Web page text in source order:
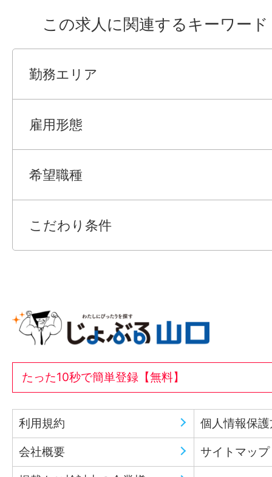
●こちらの求人の面接日の調整や条件の交
フォローいたします！
●お仕事のご紹介や、ご相談に、料金は一
●まずは見学してみたい！気になるお仕事
きたい！など、お気軽にお問い合わせくだ
「じょぶる山口」には、このほかにも「シ
3日からOK、シフト自由・選べる、高収入
費支給、即日勤務OK、急募、駅から5分以
を満たす求人がございます。
※事務や医療系などの内勤から、製造業務
案件あります。
また、未経験者歓迎の職場もご相談可能で
この求人に関連するキーワード
勤務エリア
雇用形態
希望職種
こだわり条件
たった10秒で簡単登録【無料】
利用規約 個人情報保
会社概要 サイトマップ